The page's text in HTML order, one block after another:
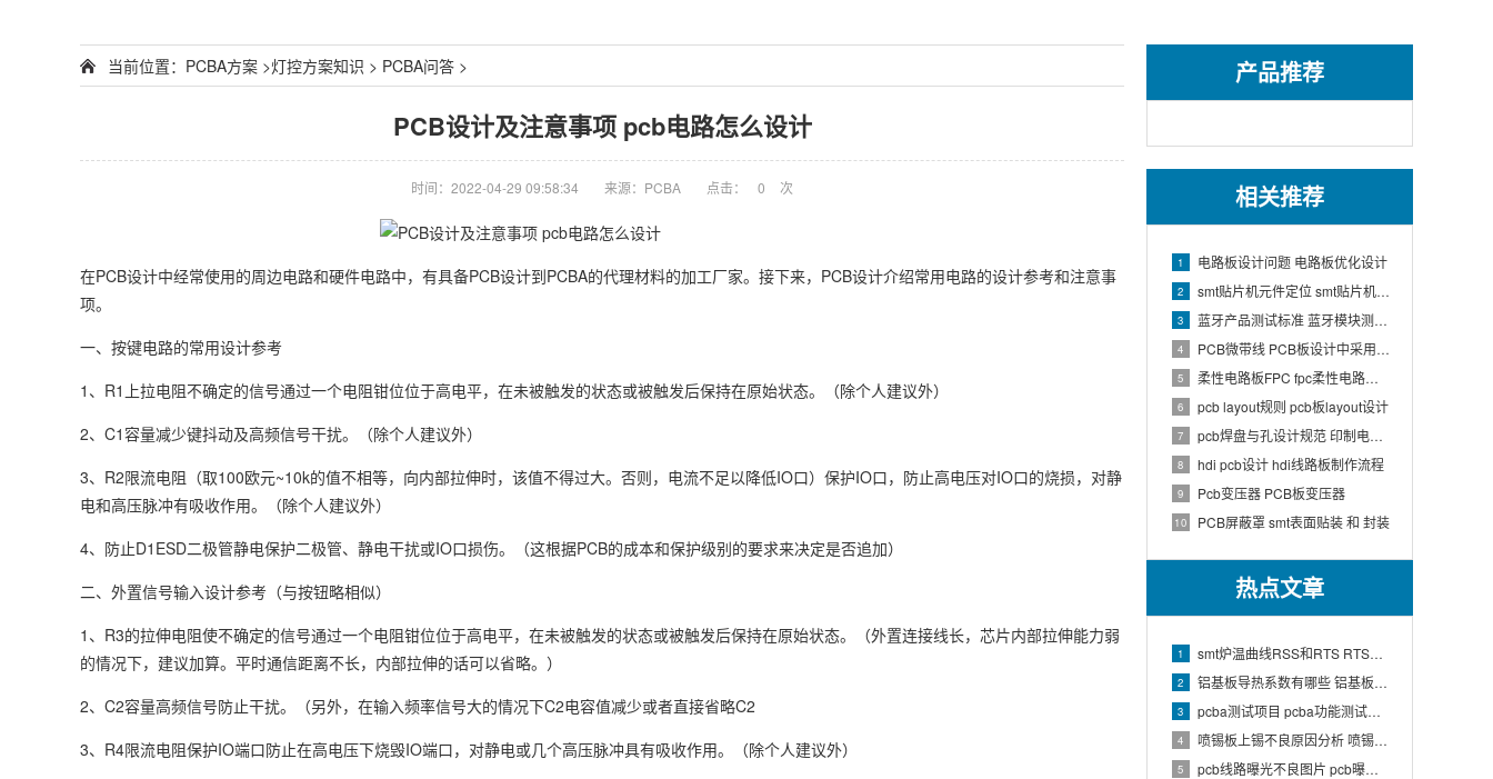
产品推荐
相关推荐
1 电路板设计问题 电路板优化设计
2 smt贴片机元件定位 smt贴片机结构
3 蓝牙产品测试标准 蓝牙模块测试方法
4 PCB微带线 PCB板设计中采用微带线和带状线,应用到什么原理
5 柔性电路板FPC fpc柔性电路板生产流程介绍
6 pcb layout规则 pcb板layout设计
7 pcb焊盘与孔设计规范 印制电路板上焊盘的大小及引线的孔径如何确定
8 hdi pcb设计 hdi线路板制作流程
9 Pcb变压器 PCB板变压器
10 PCB屏蔽罩 smt表面贴装 和 封装
热点文章
1 smt炉温曲线RSS和RTS RTS炉温曲线
2 铝基板导热系数有哪些 铝基板的导热系数和热阻
3 pcba测试项目 pcba功能测试有哪些项
4 喷锡板上锡不良原因分析 喷锡板不上锡处理
5 pcb线路曝光不良图片 pcb曝光工艺原理
当前位置： PCBA方案 >灯控方案知识 > PCBA问答 >
PCB设计及注意事项 pcb电路怎么设计
时间：2022-04-29 09:58:34 来源：PCBA 点击： 0 次
在PCB设计中经常使用的周边电路和硬件电路中，有具备PCB设计到PCBA的代理材料的加工厂家。接下来，PCB设计介绍常用电路的设计参考和注意事
项。
一、按键电路的常用设计参考
1、R1上拉电阻不确定的信号通过一个电阻钳位位于高电平，在未被触发的状态或被触发后保持在原始状态。（除个人建议外）
2、C1容量减少键抖动及高频信号干扰。（除个人建议外）
3、R2限流电阻（取100欧元~10k的值不相等，向内部拉伸时，该值不得过大。否则，电流不足以降低IO口）保护IO口，防止高电压对IO口的烧损，对静
电和高压脉冲有吸收作用。（除个人建议外）
4、防止D1ESD二极管静电保护二极管、静电干扰或IO口损伤。（这根据PCB的成本和保护级别的要求来决定是否追加）
二、外置信号输入设计参考（与按钮略相似）
1、R3的拉伸电阻使不确定的信号通过一个电阻钳位位于高电平，在未被触发的状态或被触发后保持在原始状态。（外置连接线长，芯片内部拉伸能力弱
的情况下，建议加算。平时通信距离不长，内部拉伸的话可以省略。）
2、C2容量高频信号防止干扰。（另外，在输入频率信号大的情况下C2电容值减少或者直接省略C2
3、R4限流电阻保护IO端口防止在高电压下烧毁IO端口，对静电或几个高压脉冲具有吸收作用。（除个人建议外）